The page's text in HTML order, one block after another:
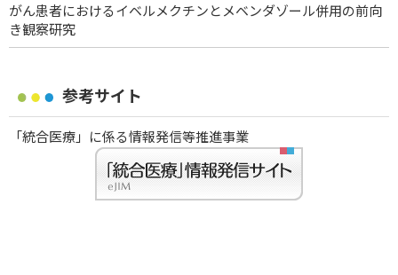
がん患者におけるイベルメクチンとメベンダゾール併用の前向
き観察研究
参考サイト
「統合医療」に係る情報発信等推進事業